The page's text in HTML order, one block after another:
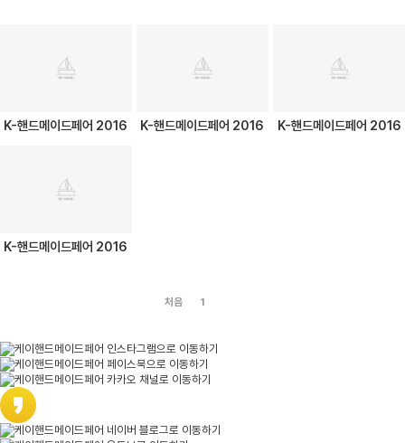
K-핸드메이드페어 2016 K-핸드메이드페어 2016 K-핸드메이드페어 2016
K-핸드메이드페어 2016
처음 1